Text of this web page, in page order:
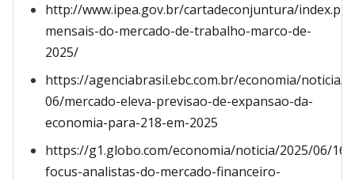
http://www.ipea.gov.br/cartadeconjuntura/
mensais-do-mercado-de-trabalho-marco-de-
2025/
https://agenciabrasil.ebc.com.br/economia/noticia/
06/mercado-eleva-previsao-de-expansao-da-
economia-para-218-em-2025
https://g1.globo.com/economia/noticia/2025/06/
focus-analistas-do-mercado-financeiro-